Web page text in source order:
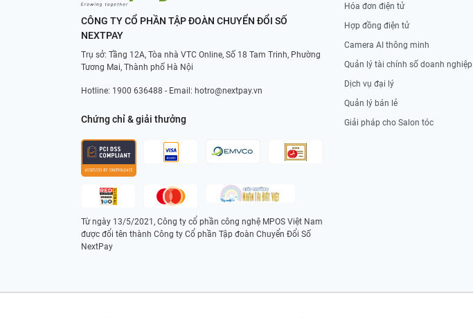
CÔNG TY CỔ PHẦN TẬP ĐOÀN CHUYỂN ĐỔI SỐ
NEXTPAY
Trụ sở: Tầng 12A, Tòa nhà VTC Online, Số 18 Tam Trinh, Phường
Tương Mai, Thành phố Hà Nội
Hotline: 1900 636488 - Email: hotro@nextpay.vn
Chứng chỉ & giải thưởng
Từ ngày 13/5/2021, Công ty cổ phần công nghệ MPOS Việt Nam
được đổi tên thành Công ty Cổ phần Tập đoàn Chuyển Đổi Số
NextPay
Hóa đơn điện tử
Hợp đồng điện tử
Camera AI thông minh
Quản lý tài chính số doanh nghiệp
Dịch vụ đại lý
Quản lý bán lẻ
Giải pháp cho Salon tóc